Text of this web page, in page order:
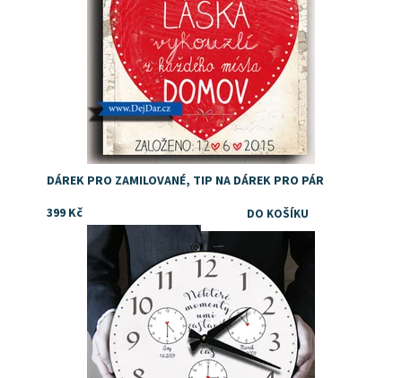
DÁREK PRO ZAMILOVANÉ, TIP NA DÁREK PRO PÁR
399 Kč
Dostupnost:
Skladem
Značka:
DejDar